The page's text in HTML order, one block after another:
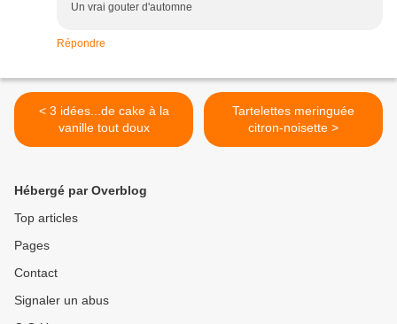
Un vrai gouter d'automne
Répondre
< 3 idées...de cake à la
vanille tout doux
Tartelettes meringuée
citron-noisette >
Hébergé par Overblog
Top articles
Pages
Contact
Signaler un abus